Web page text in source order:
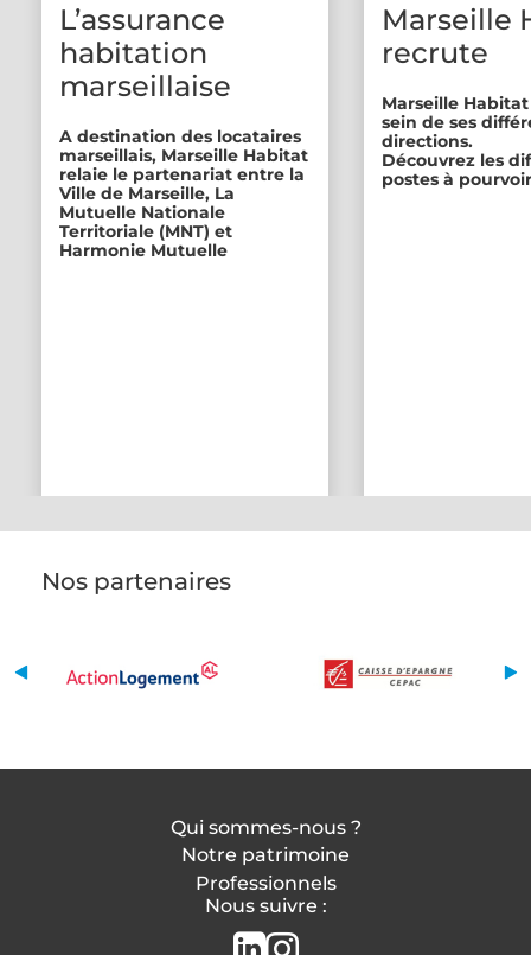
L’assurance
habitation
marseillaise
A destination des locataires
marseillais, Marseille Habitat
relaie le partenariat entre la
Ville de Marseille, La
Mutuelle Nationale
Territoriale (MNT) et
Harmonie Mutuelle
Marseille
recrute
Marseille
sein de ses
directions.
Découvrez les
postes à
Nos partenaires
Qui sommes-nous ?
Notre patrimoine
Professionnels
Nous suivre :